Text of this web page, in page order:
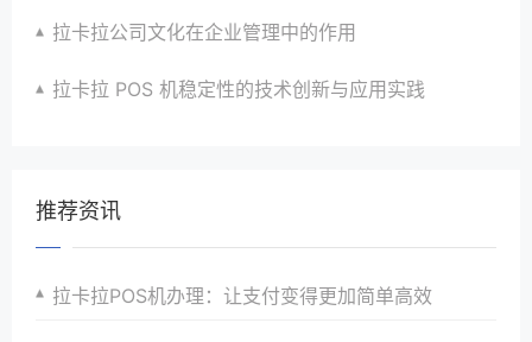
拉卡拉公司文化在企业管理中的作用
拉卡拉 POS 机稳定性的技术创新与应用实践
推荐资讯
拉卡拉POS机办理：让支付变得更加简单高效